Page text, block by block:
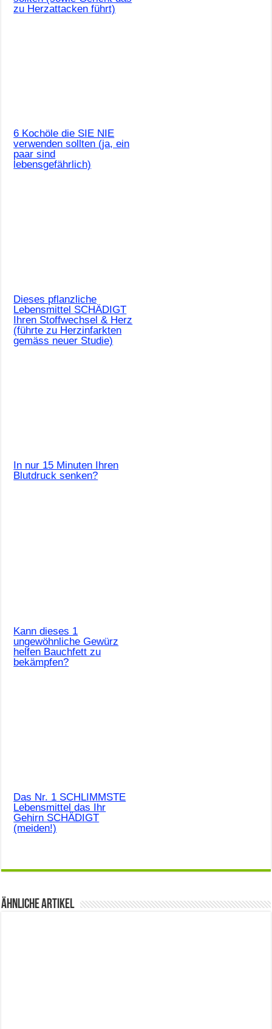
zu Herzattacken führt)
6 Kochöle die SIE NIE
verwenden sollten (ja, ein
paar sind
lebensgefährlich)
Dieses pflanzliche
Lebensmittel SCHÄDIGT
Ihren Stoffwechsel & Herz
(führte zu Herzinfarkten
gemäss neuer Studie)
In nur 15 Minuten Ihren
Blutdruck senken?
Kann dieses 1
ungewöhnliche Gewürz
helfen Bauchfett zu
bekämpfen?
Das Nr. 1 SCHLIMMSTE
Lebensmittel das Ihr
Gehirn SCHÄDIGT
(meiden!)
Ähnliche Artikel